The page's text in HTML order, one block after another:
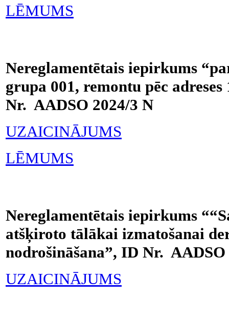
LĒMUMS
Nereglamentētais iepirkums
grupa 001, remontu pēc
Nr. AADSO 2024/3 N
UZAICINĀJUMS
LĒMUMS
Nereglamentētais iepirkums
atšķiroto tālākai izmatošanai
nodrošināšana”, ID Nr. AADSO
UZAICINĀJUMS